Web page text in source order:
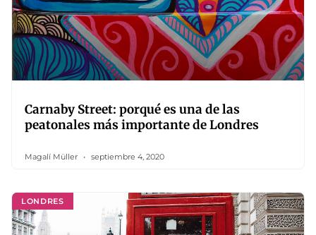
Carnaby Street: porqué es una de las
peatonales más importante de Londres
Magalí Müller septiembre 4, 2020
LONDRES